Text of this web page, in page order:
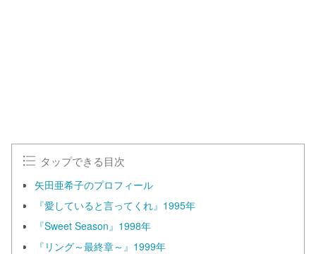
タップできる目次
矢田亜希子のプロフィール
『愛していると言ってくれ』1995年
『Sweet Season』1998年
『リング～最終章～』1999年